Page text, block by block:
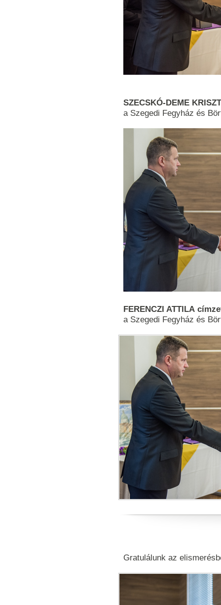
SZECSKÓ-DEME
a Szegedi Fegyház és
FERENCZI ATTILA
a Szegedi Fegyház és
Gratulálunk az